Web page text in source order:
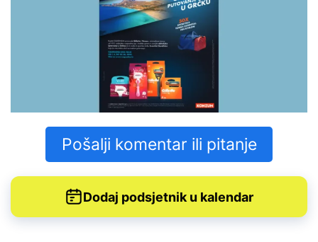
Pošalji komentar ili pitanje
Dodaj podsjetnik u kalendar